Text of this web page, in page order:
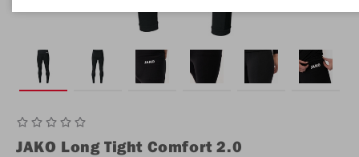
JAKO Long Tight Comfort 2.0